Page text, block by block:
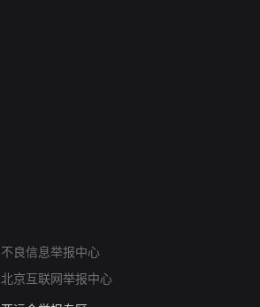
不良信息举报中心
北京互联网举报中心
算法推荐专项举报